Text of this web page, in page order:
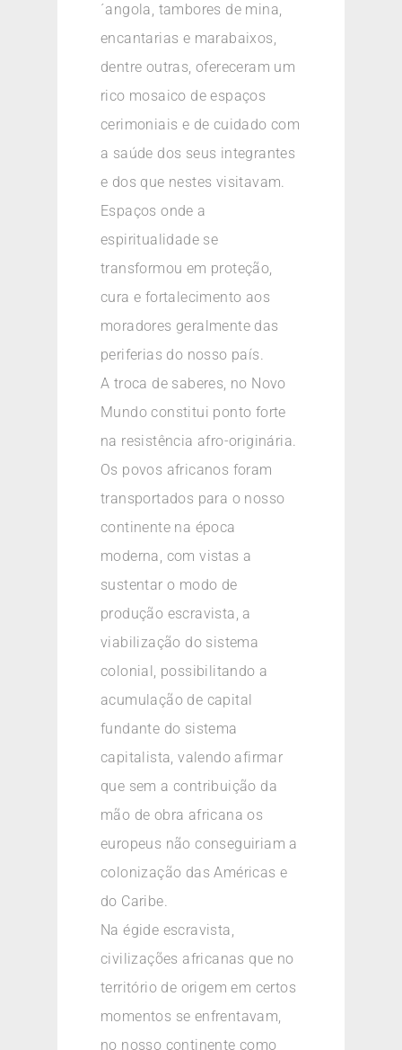
´angola, tambores de mina,
encantarias e marabaixos,
dentre outras, ofereceram um
rico mosaico de espaços
cerimoniais e de cuidado com
a saúde dos seus integrantes
e dos que nestes visitavam.
Espaços onde a
espiritualidade se
transformou em proteção,
cura e fortalecimento aos
moradores geralmente das
periferias do nosso país.
A troca de saberes, no Novo
Mundo constitui ponto forte
na resistência afro-originária.
Os povos africanos foram
transportados para o nosso
continente na época
moderna, com vistas a
sustentar o modo de
produção escravista, a
viabilização do sistema
colonial, possibilitando a
acumulação de capital
fundante do sistema
capitalista, valendo afirmar
que sem a contribuição da
mão de obra africana os
europeus não conseguiriam a
colonização das Américas e
do Caribe.
Na égide escravista,
civilizações africanas que no
território de origem em certos
momentos se enfrentavam,
no nosso continente como